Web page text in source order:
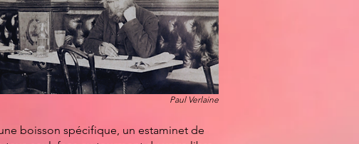
Paul Verlaine
boisson spécifique, un estaminet de